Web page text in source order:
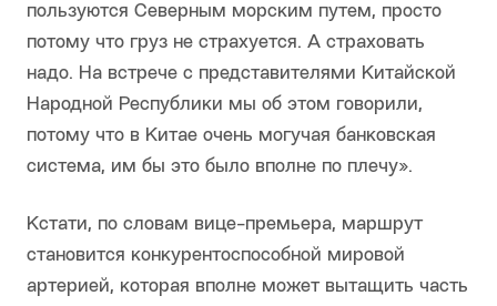
пользуются Северным морским путем, просто
потому что груз не страхуется. А страховать
надо. На встрече с представителями Китайской
Народной Республики мы об этом говорили,
потому что в Китае очень могучая банковская
система, им бы это было вполне по плечу».
Кстати, по словам вице-премьера, маршрут
становится конкурентоспособной мировой
артерией, которая вполне может вытащить часть